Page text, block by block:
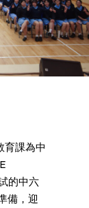
育課為中
的中六
備，迎